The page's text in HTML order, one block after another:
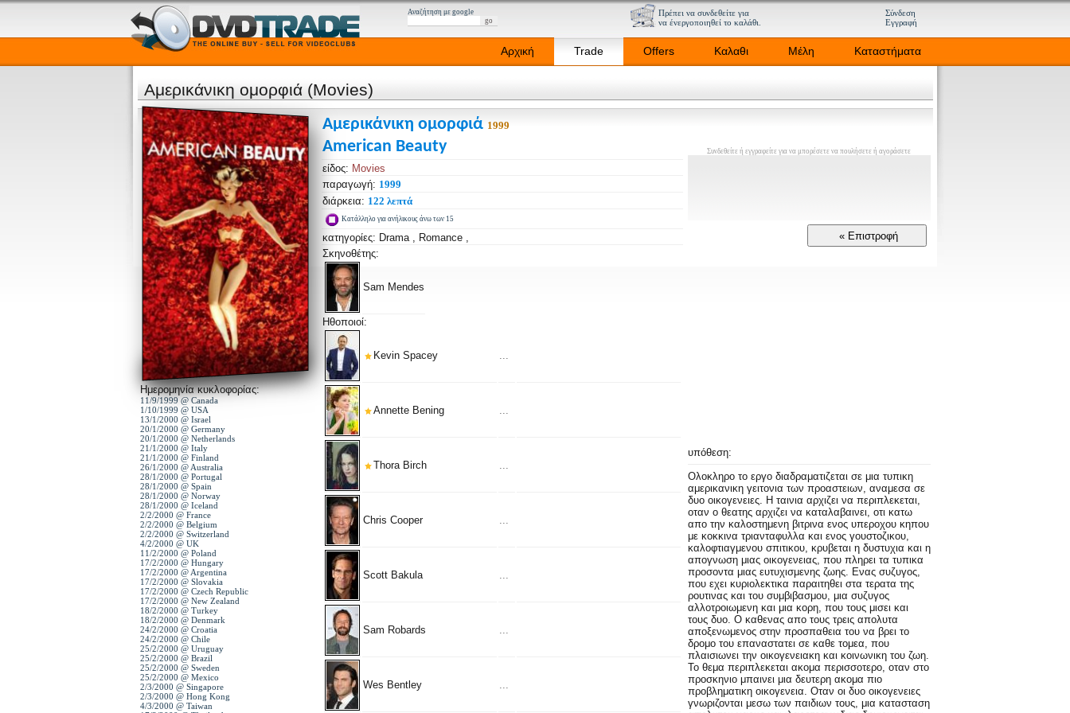
Πρέπει να συνδεθείτε για
να ένεργοποιηθεί το καλάθι.
Σύνδεση
Εγγραφή
Αναζήτηση με google
Αρχική Trade Offers Καλαθι Μέλη Καταστήματα
Αμερικάνικη ομορφιά (Movies)
Ημερομηνία κυκλοφορίας:
11/9/1999 @ Canada
1/10/1999 @ USA
13/1/2000 @ Israel
20/1/2000 @ Germany
20/1/2000 @ Netherlands
21/1/2000 @ Italy
21/1/2000 @ Finland
26/1/2000 @ Australia
28/1/2000 @ Portugal
28/1/2000 @ Spain
28/1/2000 @ Norway
28/1/2000 @ Iceland
2/2/2000 @ France
2/2/2000 @ Belgium
2/2/2000 @ Switzerland
4/2/2000 @ UK
11/2/2000 @ Poland
17/2/2000 @ Hungary
17/2/2000 @ Argentina
17/2/2000 @ Slovakia
17/2/2000 @ Czech Republic
17/2/2000 @ New Zealand
18/2/2000 @ Turkey
18/2/2000 @ Denmark
24/2/2000 @ Croatia
24/2/2000 @ Chile
25/2/2000 @ Uruguay
25/2/2000 @ Brazil
25/2/2000 @ Sweden
25/2/2000 @ Mexico
2/3/2000 @ Singapore
2/3/2000 @ Hong Kong
4/3/2000 @ Taiwan
Αμερικάνικη ομορφιά 1999
American Beauty
είδος: Movies
παραγωγή: 1999
διάρκεια: 122 λεπτά
Κατάλληλο για ανήλικους άνω των 15
κατηγορίες: Drama , Romance ,
Σκηνοθέτης:
Sam Mendes
Ηθοποιοί:
Kevin Spacey ...
Annette Bening ...
Thora Birch ...
Chris Cooper ...
Scott Bakula ...
Sam Robards ...
Wes Bentley ...
Συνδεθείτε ή εγγραφείτε για να μπορέσετε να πουλήσετε ή αγοράσετε
υπόθεση:
Ολοκληρο το εργο διαδραματιζεται σε μια τυπικη
αμερικανικη γειτονια των προαστειων, αναμεσα σε
δυο οικογενειες. Η ταινια αρχιζει να περιπλεκεται,
οταν ο θεατης αρχιζει να καταλαβαινει, οτι κατω
απο την καλοστημενη βιτρινα ενος υπεροχου κηπου
με κοκκινα τριανταφυλλα και ενος γουστοζικου,
καλοφτιαγμενου σπιτικου, κρυβεται η δυστυχια και η
απογνωση μιας οικογενειας, που πληρει τα τυπικα
προσοντα μιας ευτυχισμενης ζωης. Ενας συζυγος,
που εχει κυριολεκτικα παραιτηθει στα τερατα της
ρουτινας και του συμβιβασμου, μια συζυγος
αλλοτροιωμενη και μια κορη, που τους μισει και
τους δυο. Ο καθενας απο τους τρεις απολυτα
αποξενωμενος στην προσπαθεια του να βρει το
δρομο του επαναστατει σε καθε τομεα, που
πλαισιωνει την οικογενειακη και κοινωνικη του ζωη.
Το θεμα περιπλεκεται ακομα περισσοτερο, οταν στο
προσκηνιο μπαινει μια δευτερη ακομα πιο
προβληματικη οικογενεια. Οταν οι δυο οικογενειες
γνωριζονται μεσω των παιδιων τους, μια κατασταση